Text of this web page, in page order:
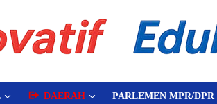
DAERAH PARLEMEN MPR/